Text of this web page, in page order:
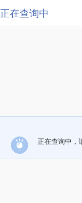
正在查询中
正在查询中，